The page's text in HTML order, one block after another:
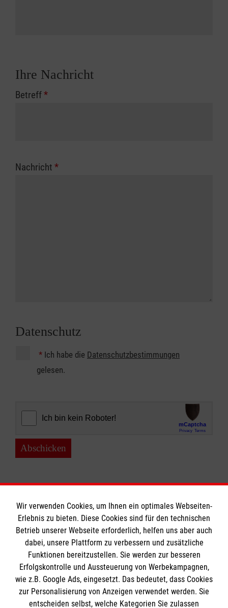
Ihre Nachricht
Betreff*
Nachricht *
Datenschutz
* Ich habe die Datenschutzbestimmungen
gelesen.
Abschicken
Informationen
Impressum
Datenschutz
Barrierefreiheit
Die Malteser
Wir verwenden Cookies, um Ihnen ein optimales Webseiten-
Erlebnis zu bieten. Diese Cookies sind für den technischen
Betrieb unserer Webseite erforderlich, helfen uns aber auch
dabei, unsere Plattform zu verbessern und zusätzliche
Funktionen bereitzustellen. Sie werden zur besseren
Erfolgskontrolle und Aussteuerung von Werbekampagnen,
wie z.B. Google Ads, eingesetzt. Das bedeutet, dass Cookies
zur Personalisierung von Anzeigen verwendet werden. Sie
entscheiden selbst, welche Kategorien Sie zulassen